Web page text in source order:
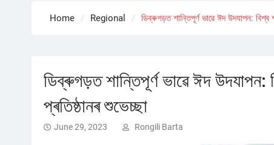
Home Regional ডিব্ৰুগড়ত শান্তিপূৰ্ণ ভাৱে ঈদ উদযাপন: বিশ্ব
ডিব্ৰুগড়ত শান্তিপূৰ্ণ ভাৱে ঈদ উদযাপন:
প্ৰতিষ্ঠানৰ শুভেচ্ছা
June 29, 2023 Rongili Barta